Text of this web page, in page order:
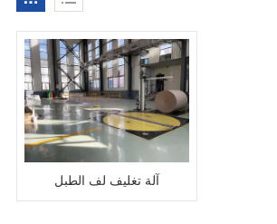
آلة تغليف لف الطبل